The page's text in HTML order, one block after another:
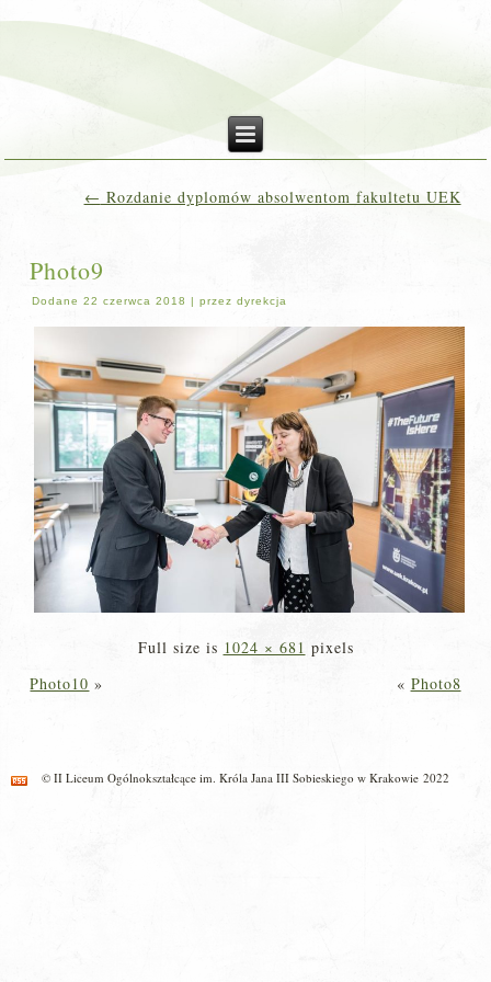
← Rozdanie dyplomów absolwentom fakultetu UEK
Photo9
Dodane 22 czerwca 2018 |przez dyrekcja
Full size is 1024 × 681 pixels
Photo10 » « Photo8
© II Liceum Ogólnokształcące im. Króla Jana III Sobieskiego w Krakowie 2022